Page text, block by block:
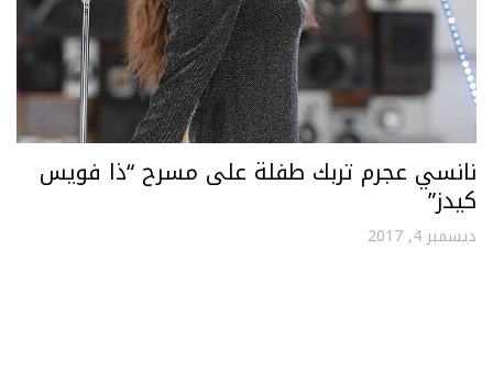
نانسي عجرم تربك طفلة على مسرح “ذا فويس
كيدز”
ديسمبر 4, 2017